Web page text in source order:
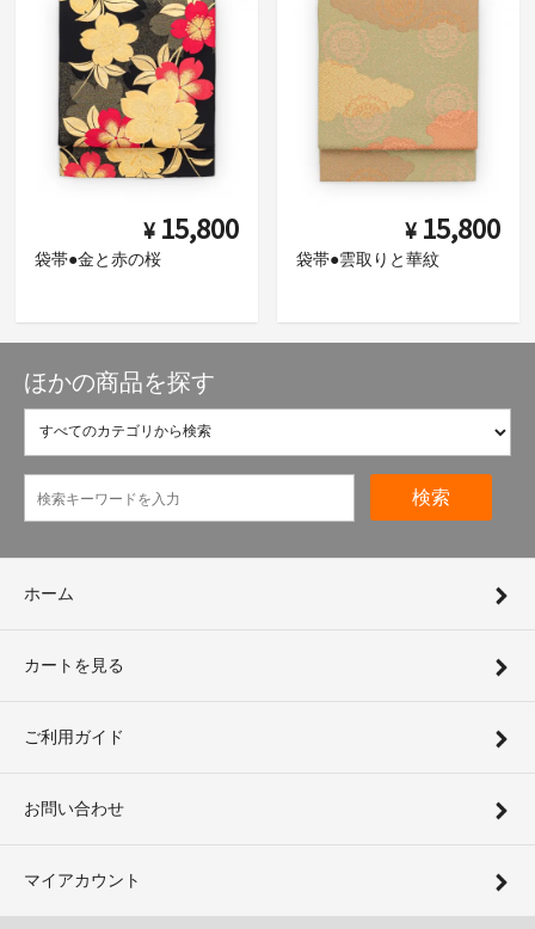
¥ 15,800
袋帯●金と赤の桜
¥ 15,800
袋帯●雲取りと華紋
ほかの商品を探す
検索
ホーム
カートを見る
ご利用ガイド
お問い合わせ
マイアカウント